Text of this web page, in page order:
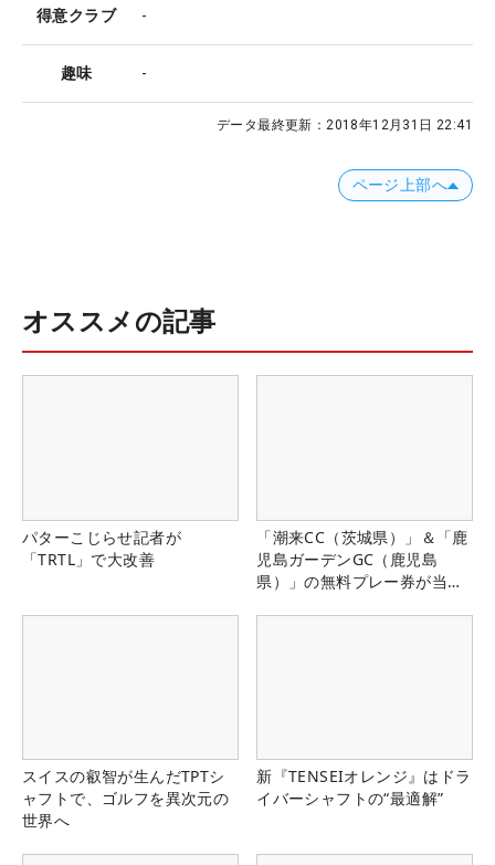
得意クラブ -
趣味 -
データ最終更新：2018年12月31日 22:41
ページ上部へ
オススメの記事
パターこじらせ記者が
「TRTL」で大改善
「潮来CC（茨城県）」＆「鹿
児島ガーデンGC（鹿児島
県）」の無料プレー券が当た
スイスの叡智が生んだTPTシ
ャフトで、ゴルフを異次元の
世界へ
新『TENSEIオレンジ』はドラ
イバーシャフトの“最適解”